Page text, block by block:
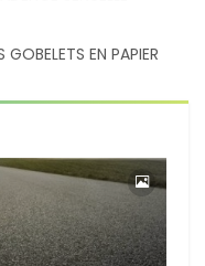
EN PAPIER